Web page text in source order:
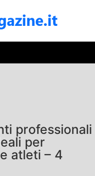
professionali
per
atleti – 4